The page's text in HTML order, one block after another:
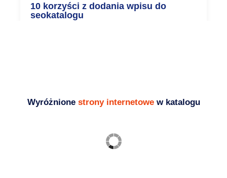
10 korzyści z dodania wpisu do
seokatalogu
Wyróżnione strony internetowe w katalogu
palisadowe, bramy, furtki,